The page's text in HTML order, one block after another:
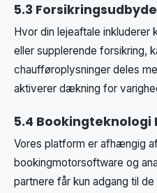
5.3
Hvor din lejeaftale inkluderer
eller supplerende forsikring,
chaufføroplysninger deles
aktiverer dækning for
5.4
Vores platform er afhængig
bookingmotorsoftware og
partnere får kun adgang til